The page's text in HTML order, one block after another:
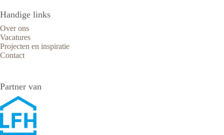
Handige links
Over ons
Vacatures
Projecten en inspiratie
Contact
Partner van